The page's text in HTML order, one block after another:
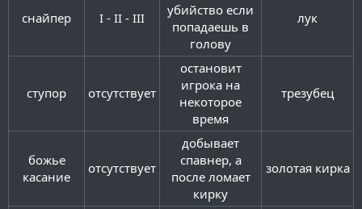
снайпер​ I - II - III​
убийство если
попадаешь в
голову​
лук​
ступор​ отсутствует​
остановит
игрока на
некоторое
время​
трезубец​
божье
касание​
отсутствует​
добывает
спавнер, а
после ломает
кирку​
золотая кирка​